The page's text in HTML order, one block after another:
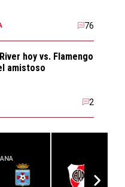
76
hoy vs. Flamengo
amistoso
2